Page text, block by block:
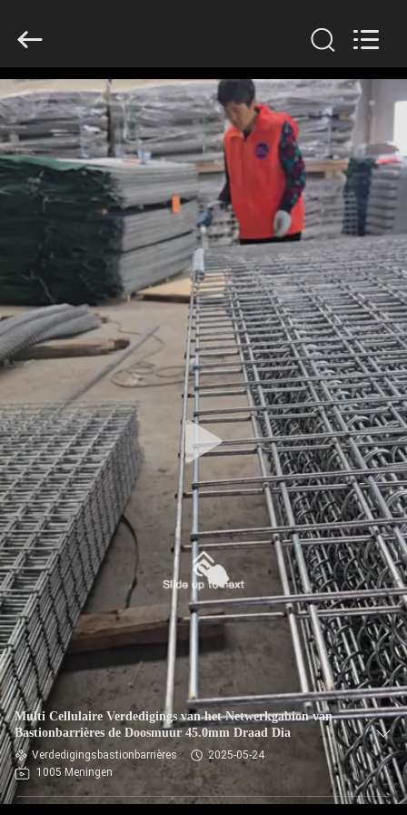
THUIS
PRODUCTEN
OVER
ONS
FABRIEKSTOCHT
KWALITEITSCONTROLE
NEEM
CONTACT
MET
ONS
OP
NIEUWS
OFFERTE
AANVRAGEN
SITEMAP
PRIVACYBELEID
Ltd..
Multi Cellulaire Verdedigings van het Netwerkgabion van
Bastionbarrières de Doosmuur 45.0mm Draad Dia
Verdedigingsbastionbarrières
2025-05-24
1005 Meningen